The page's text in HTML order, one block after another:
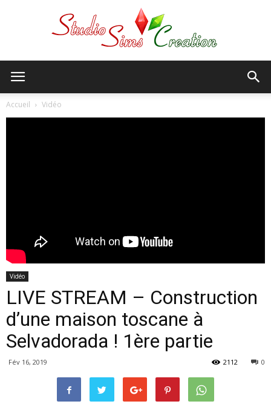
Accueil Vidéo
Vidéo
LIVE STREAM – Construction
d’une maison toscane à
Selvadorada ! 1ère partie
Fév 16, 2019 0
2112